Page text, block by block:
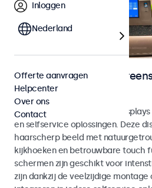
Monitoren en
selfservice
Monitoren en touchscreen
en selfservice oplossingen. Deze
haarscherp beeld met
kijkhoeken en betrouwbare touch
schermen zijn geschikt voor
zijn dankzij de veelzijdige montage
Inloggen
Nederland
Offerte aanvragen
Helpcenter
Over ons
Contact